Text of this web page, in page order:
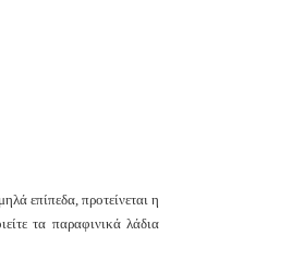
επίπεδα, προτείνεται η
τα παραφινικά λάδια